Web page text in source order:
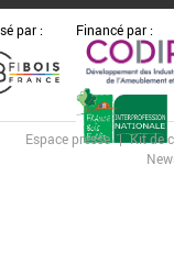
par : Financé par :
Espace presse Kit de